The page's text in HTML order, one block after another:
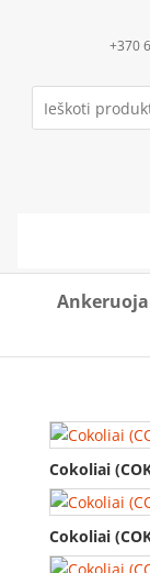
+370
Cokoliai
Cokoliai